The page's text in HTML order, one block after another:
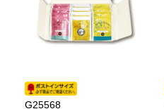
G25568